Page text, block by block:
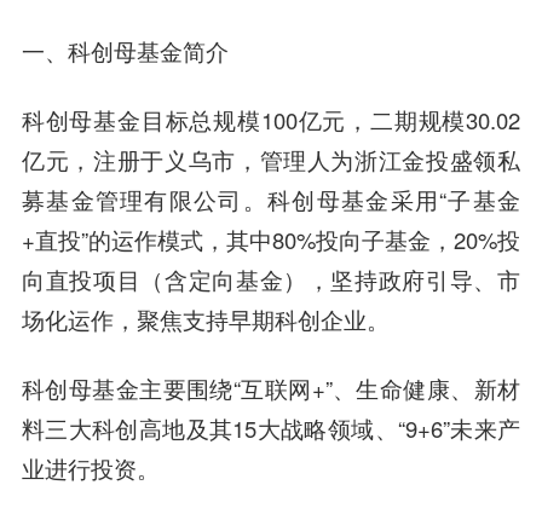
一、 科创母基金简介
科创母基金目标总规模100亿元，二期规模30.02
亿元，注册于义乌市，管理人为浙江金投盛领私
募基金管理有限公司。科创母基金采用“子基金
+直投”的运作模式，其中80%投向子基金，20%投
向直投项目（含定向基金），坚持政府引导、市
场化运作，聚焦支持早期科创企业。
科创母基金主要围绕“互联网+”、生命健康、新材
料三大科创高地及其15大战略领域、“9+6”未来产
业进行投资。